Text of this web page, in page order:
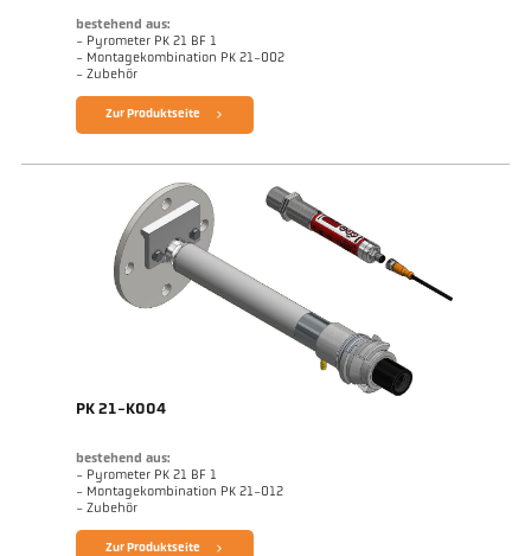
bestehend aus:
- Pyrometer PK 21 BF 1
- Montagekombination PK 21-002
- Zubehör
Zur Produktseite
PK 21-K004
bestehend aus:
- Pyrometer PK 21 BF 1
- Montagekombination PK 21-012
- Zubehör
Zur Produktseite